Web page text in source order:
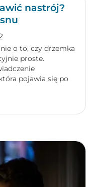
nastrój?
o to, czy drzemka
proste.
pojawia się po